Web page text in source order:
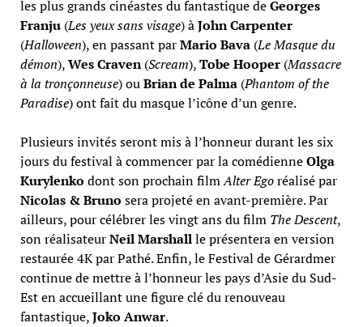
les plus grands cinéastes du fantastique deGeorges
Franju(Lesyeux sans visage) àJohn Carpenter
(Halloween), en passant parMario Bava(Le Masque du
démon),Wes Craven(Scream),Tobe Hooper(Massacre
à la tronçonneuse) ouBrian de Palma (Phantom of the
Paradise) ont fait du masque l’icône d’un genre.
Plusieurs invités seront mis à l’honneur durant les six
jours du festival à commencer par la comédienneOlga
Kurylenko dont son prochain filmAlter Egoréalisé par
Nicolas & Bruno sera projeté en avant-première. Par
ailleurs, pour célébrer les vingt ans du film The Descent,
son réalisateurNeil Marshallle présentera en version
restaurée 4K par Pathé. Enfin, le Festival de Gérardmer
continue de mettre à l’honneur les pays d’Asie du Sud-
Est en accueillant une figure clé du renouveau
fantastique,Joko Anwar.